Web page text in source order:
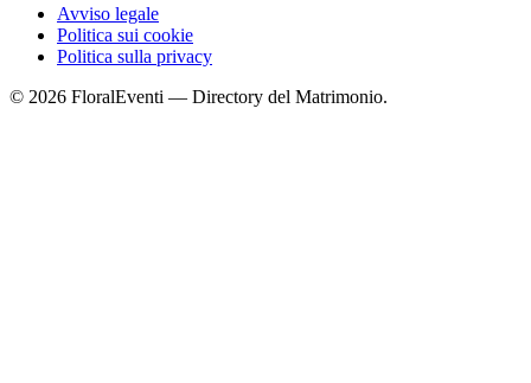
Avviso legale
Politica sui cookie
Politica sulla privacy
© 2026 FloralEventi — Directory del Matrimonio.